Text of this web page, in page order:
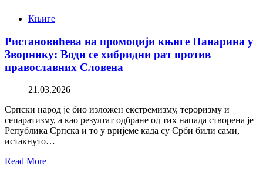
Књиге
Ристановићева на промоцији књиге Панарина у
Зворнику: Води се хибридни рат против
православних Словена
21.03.2026
Српски народ је био изложен екстремизму, тероризму и
сепаратизму, а као резултат одбране од тих напада створена је
Република Српска и то у вријеме када су Срби били сами,
истакнуто…
Read More